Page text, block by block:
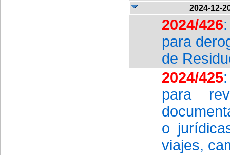
2024-12-
2024/426
para
de
2024/425
para
o
viajes,